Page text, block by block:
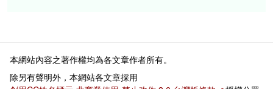
本網站內容之著作權均為各文章作者所有。
除另有聲明外，本網站各文章採用